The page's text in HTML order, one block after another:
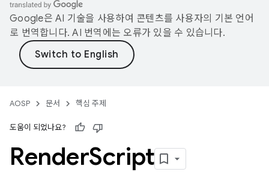
Google은 AI 기술을 사용하여 콘텐츠를 사용자의 기본 언어
로 번역합니다. AI 번역에는 오류가 있을 수 있습니다.
AOSP 문서 핵심 주제
도움이 되었나요?
RenderScript